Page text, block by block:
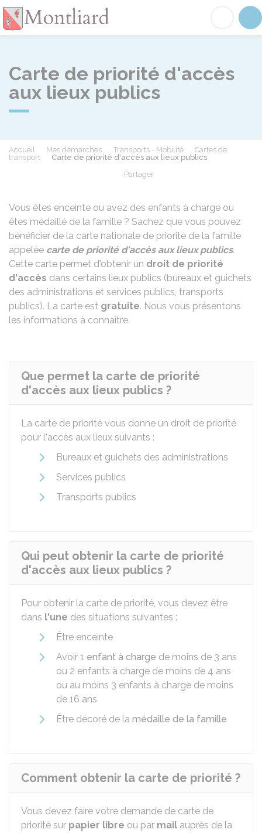
Carte de priorité d'accès
aux lieux publics
Accueil Mes démarches Transports - Mobilité
Cartes de
transport
Carte de priorité d'accès aux lieux publics
Partager
Vous êtes enceinte ou avez des enfants à charge ou
êtes médaillé de la famille ? Sachez que vous pouvez
bénéficier de la carte nationale de priorité de la famille
appelée carte de priorité d'accès aux lieux publics.
Cette carte permet d'obtenir un droit de priorité
d'accès dans certains lieux publics (bureaux et guichets
des administrations et services publics, transports
publics). La carte est gratuite. Nous vous présentons
les informations à connaître.
Que permet la carte de priorité
d'accès aux lieux publics ?
La carte de priorité vous donne un droit de priorité
pour l'accès aux lieux suivants :
Bureaux et guichets des administrations
Services publics
Transports publics
Qui peut obtenir la carte de priorité
d'accès aux lieux publics ?
Pour obtenir la carte de priorité, vous devez être
dans l'une des situations suivantes :
Être enceinte
Avoir 1 enfant à charge de moins de 3 ans
ou 2 enfants à charge de moins de 4 ans
ou au moins 3 enfants à charge de moins
de 16 ans
Être décoré de la médaille de la famille
Comment obtenir la carte de priorité ?
Vous devez faire votre demande de carte de
priorité sur papier libre ou par mail auprès de la